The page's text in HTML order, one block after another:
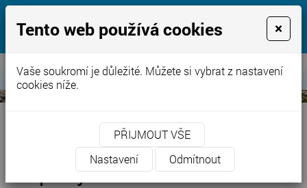
jezírka-bazény.cz
Voda, naše starost pro Vaši radost
Referece-úvod» Koupací jezero Ratboř
Koupací jezero Ratboř
Tento web používá cookies ×
Vaše soukromí je důležité. Můžete si vybrat z nastavení
cookies níže.
PŘIJMOUT VŠE
Nastavení
Odmítnout